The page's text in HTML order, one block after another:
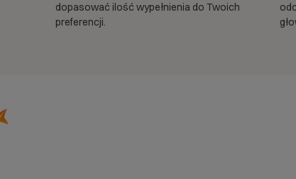
dopasować ilość wypełnienia do Twoich
preferencji.